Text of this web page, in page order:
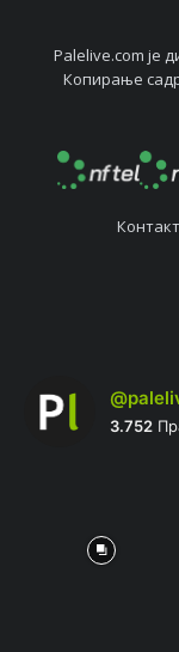
Palelive.com јe
Копирањe
3.752